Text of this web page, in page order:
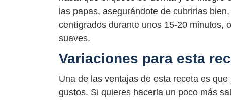
las papas, asegurándote de cubrirlas
centígrados durante unos 15-20 minutos,
suaves.
Variaciones para esta
Una de las ventajas de esta receta es
gustos. Si quieres hacerla un poco más